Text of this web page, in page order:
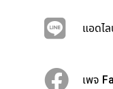
แอดไ
เพจ